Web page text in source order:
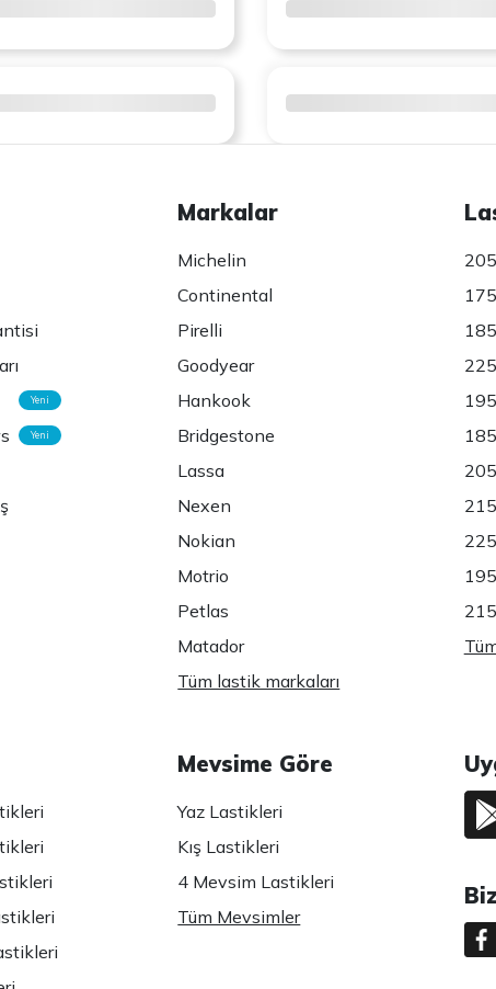
Yeni
Yeni
Markalar
Michelin
Continental
Pirelli
Goodyear
Hankook
Bridgestone
Lassa
Nexen
Nokian
Motrio
Petlas
Matador
Tüm lastik markaları
Mevsime Göre
Yaz Lastikleri
Kış Lastikleri
4 Mevsim Lastikleri
Tüm Mevsimler